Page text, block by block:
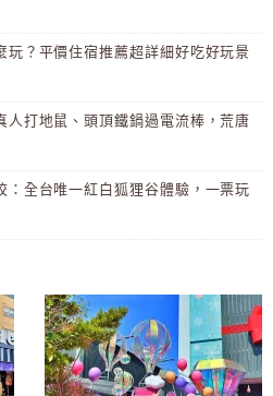
玩？平價住宿推薦超詳細好吃好玩景
人打地鼠、頭頂鐵鍋過電流棒，荒唐
：全台唯一紅白狐狸谷體驗，一票玩